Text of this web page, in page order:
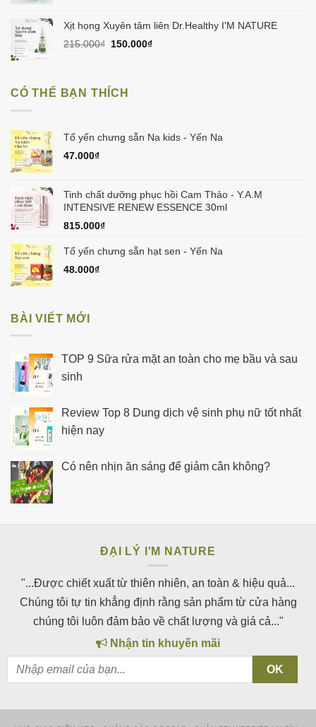
150.000₫.là:
Xịt họng Xuyên tâm liên Dr.Healthy I'M NATURE
215.000₫ Giá
150.000₫Giá
CÓ THỂ BẠN THÍCH
Tổ yến chưng sẵn Na kids - Yến Na
47.000₫
Tinh chất dưỡng phục hồi Cam Thảo - Y.A.M
INTENSIVE RENEW ESSENCE 30ml
815.000₫
Tổ yến chưng sẵn hạt sen - Yến Na
48.000₫
BÀI VIẾT MỚI
TOP 9 Sữa rửa mặt an toàn cho mẹ bầu và sau
sinh
Review Top 8 Dung dịch vệ sinh phụ nữ tốt nhất
hiện nay
Có nên nhịn ăn sáng để giảm cân không?
ĐẠI LÝ I'M NATURE
"...Được chiết xuất từ thiên nhiên, an toàn & hiệu quả...
Chúng tôi tự tin khẳng định rằng sản phẩm từ cửa hàng
chúng tôi luôn đảm bảo về chất lượng và giá cả..."
Nhận tin khuyến mãi